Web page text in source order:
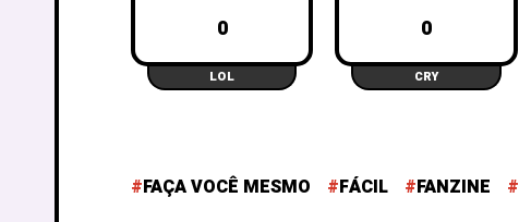
0
LOL
0
CRY
FAÇA VOCÊ MESMO FÁCIL FANZINE